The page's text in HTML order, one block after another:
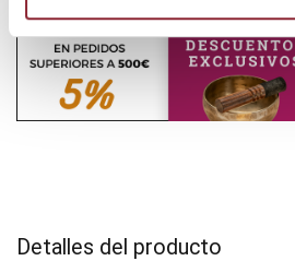
Detalles del producto